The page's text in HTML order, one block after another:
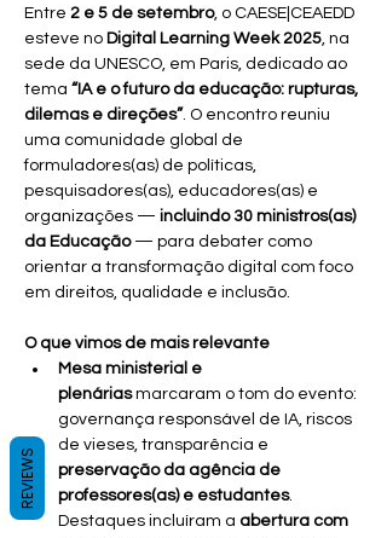
Entre 2 e 5 de setembro, o CAESE|CEAEDD
esteve no Digital Learning Week 2025, na
sede da UNESCO, em Paris, dedicado ao
tema “IA e o futuro da educação: rupturas,
dilemas e direções”. O encontro reuniu
uma comunidade global de
formuladores(as) de políticas,
pesquisadores(as), educadores(as) e
organizações — incluindo 30 ministros(as)
da Educação — para debater como
orientar a transformação digital com foco
em direitos, qualidade e inclusão.
O que vimos de mais relevante
Mesa ministerial e
plenárias marcaram o tom do evento:
governança responsável de IA, riscos
de vieses, transparência e
preservação da agência de
professores(as) e estudantes.
Destaques incluíram a abertura com
REVIEWS